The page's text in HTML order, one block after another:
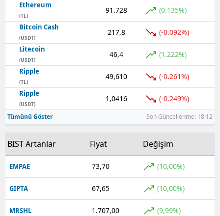
Yozgat
Zonguldak
Aksaray
Karaman
Kırıkkale
Batman
Ethereum
(TL)
91.728 (0.135%)
Bitcoin Cash
(USDT)
217,8 (-0.092%)
Litecoin
(USDT)
46,4 (1.222%)
Ripple
(TL)
49,610 (-0.261%)
Ripple
(USDT)
1,0416 (-0.249%)
Tümünü Göster Son Güncellenme: 18:12
BIST Artanlar Fiyat Değişim
EMPAE 73,70 (10,00%)
GIPTA 67,65 (10,00%)
MRSHL 1.707,00 (9,99%)